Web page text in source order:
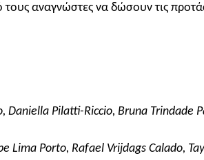
αναγνώστες να δώσουν τις
Daniella Pilatti-Riccio, Bruna Trindade
Lima Porto, Rafael Vrijdags Calado,